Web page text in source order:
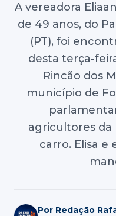
A vereadora
de 49 anos, do
(PT), foi
desta terça-
Rincão dos
município de
agricultores da
carro. Elisa e
Por Redação